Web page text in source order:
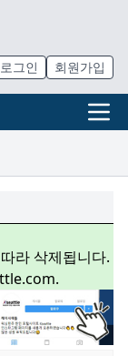
로그인 회원가입
라 삭제됩니다.